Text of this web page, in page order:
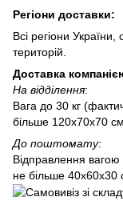
Регіони доставки:
Всі регіони
територій.
Доставка
На відділення:
Вага до 30 кг
більше 120х70х70 см
До поштомату:
Відправлення
не більше 40х60х30